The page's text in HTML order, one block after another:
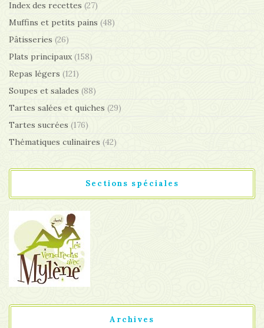
Index des recettes (27)
Muffins et petits pains (48)
Pâtisseries (26)
Plats principaux (158)
Repas légers (121)
Soupes et salades (88)
Tartes salées et quiches (29)
Tartes sucrées (176)
Thématiques culinaires (42)
Sections spéciales
Archives